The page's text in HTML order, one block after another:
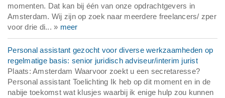
momenten. Dat kan bij één van onze opdrachtgevers in
Amsterdam. Wij zijn op zoek naar meerdere freelancers/ zper
voor drie di... » meer
Personal assistant gezocht voor diverse werkzaamheden op
regelmatige basis: senior juridisch adviseur/interim jurist
Plaats: Amsterdam Waarvoor zoekt u een secretaresse?
Personal assistant Toelichting Ik heb op dit moment en in de
nabije toekomst wat klusjes waarbij ik enige hulp zou kunnen